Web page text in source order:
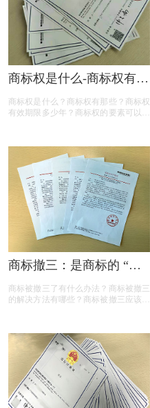
商标权是什么-商标权有哪
商标权是什么？商标权有那些？商标权
有效期限多少年？商标权的要素可以有
望对各位商标注册老板有帮助
商标撤三：是商标的 “夺
商标被撤三了有什么办法？商标被撤三
的解决方法有哪些？商标被撤三应该如